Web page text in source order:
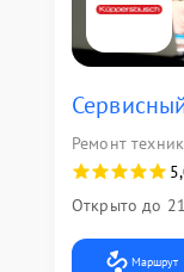
Ремонт
Открыто до
Маршрут